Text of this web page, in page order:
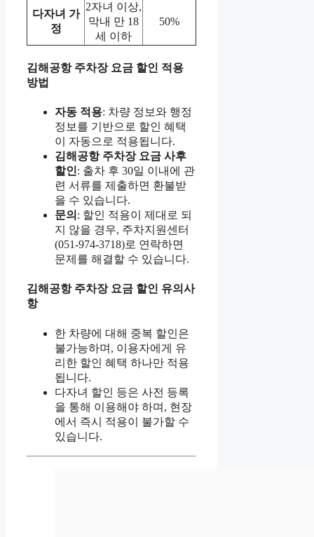
다자녀 가
정
2자녀 이상,
막내 만 18
세 이하
50%
김해공항 주차장 요금 할인 적용
방법
자동 적용: 차량 정보와 행정
정보를 기반으로 할인 혜택
이 자동으로 적용됩니다.
김해공항 주차장 요금 사후
할인: 출차 후 30일 이내에 관
련 서류를 제출하면 환불받
을 수 있습니다.
문의 : 할인 적용이 제대로 되
지 않을 경우, 주차지원센터
(051-974-3718)로 연락하면
문제를 해결할 수 있습니다.
김해공항 주차장 요금 할인 유의사
항
한 차량에 대해 중복 할인은
불가능하며, 이용자에게 유
리한 할인 혜택 하나만 적용
됩니다.
다자녀 할인 등은 사전 등록
을 통해 이용해야 하며, 현장
에서 즉시 적용이 불가할 수
있습니다.